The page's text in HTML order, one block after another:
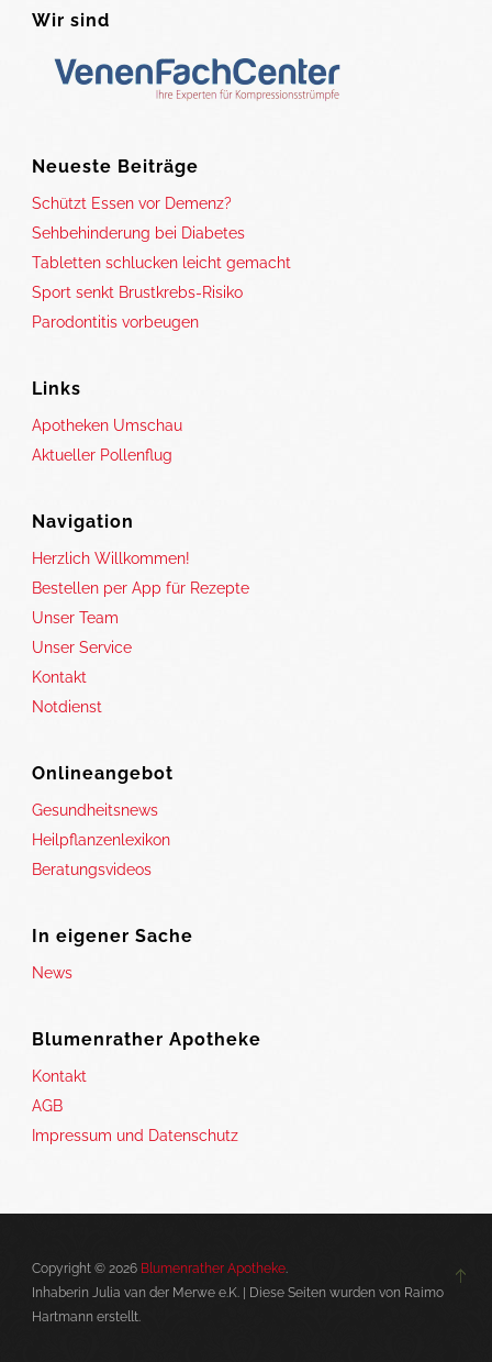
Wir sind
Neueste Beiträge
Schützt Essen vor Demenz?
Sehbehinderung bei Diabetes
Tabletten schlucken leicht gemacht
Sport senkt Brustkrebs-Risiko
Parodontitis vorbeugen
Links
Apotheken Umschau
Aktueller Pollenflug
Navigation
Herzlich Willkommen!
Bestellen per App für Rezepte
Unser Team
Unser Service
Kontakt
Notdienst
Onlineangebot
Gesundheitsnews
Heilpflanzenlexikon
Beratungsvideos
In eigener Sache
News
Blumenrather Apotheke
Kontakt
AGB
Impressum und Datenschutz
Copyright © 2026 Blumenrather Apotheke.
Inhaberin Julia van der Merwe e.K. | Diese Seiten wurden von Raimo
Hartmann erstellt.